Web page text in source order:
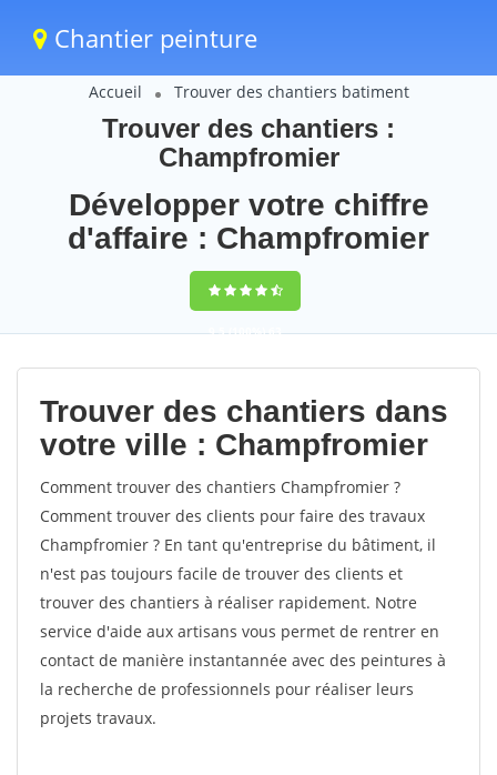
Chantier peinture
Accueil Trouver des chantiers batiment
Trouver des chantiers :
Champfromier
Développer votre chiffre
d'affaire : Champfromier
9,5(100%)63
votes
Trouver des chantiers dans
votre ville : Champfromier
Comment trouver des chantiers Champfromier ?
Comment trouver des clients pour faire des travaux
Champfromier ? En tant qu'entreprise du bâtiment, il
n'est pas toujours facile de trouver des clients et
trouver des chantiers à réaliser rapidement. Notre
service d'aide aux artisans vous permet de rentrer en
contact de manière instantannée avec des peintures à
la recherche de professionnels pour réaliser leurs
projets travaux.